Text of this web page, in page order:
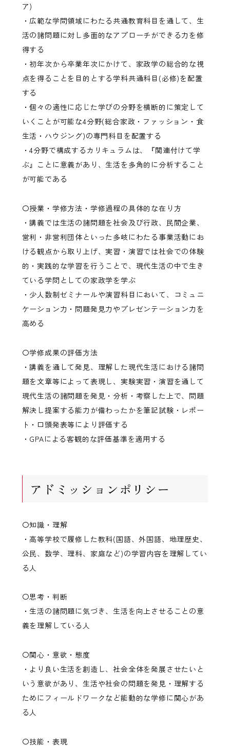
ア)
・広範な学問領域にわたる共通教育科目を通して、生
活の諸問題に対し多面的なアプローチができる力を修
得する
・初年次から卒業年次にかけて、家政学の総合的な視
点を得ることを目的とする学科共通科目(必修)を配置
する
・個々の適性に応じた学びの分野を横断的に策定して
いくことが可能な4分野(総合家政・ファッション・食
生活・ハウジング)の専門科目を配置する
・4分野で構成するカリキュラムは、『関連付けて学
ぶ』ことに意義があり、生活を多角的に分析すること
が可能である
〇授業・学修方法・学修過程の具体的な在り方
・講義では生活の諸問題を社会及び行政、民間企業、
営利・非営利団体といった多岐にわたる事業活動にお
ける観点から取り上げ、実習・演習では社会での体験
的・実践的な学習を行うことで、現代生活の中で生き
ている学問としての家政学を学ぶ
・少人数制ゼミナールや演習科目において、コミュニ
ケーション力・問題発見力やプレゼンテーション力を
高める
〇学修成果の評価方法
・講義を通して発見、理解した現代生活における諸問
題を文章等によって表現し、実験実習・演習を通して
現代生活の諸問題を発見・分析・考察した上で、問題
解決し提案する能力が備わったかを筆記試験・レポー
ト・口頭発表等により評価する
・GPAによる客観的な評価基準を適用する
アドミッションポリシー
〇知識・理解
・高等学校で履修した教科(国語、外国語、地理歴史、
公民、数学、理科、家庭など)の学習内容を理解してい
る人
〇思考・判断
・生活の諸問題に気づき、生活を向上させることの意
義を理解している人
〇関心・意欲・態度
・より良い生活を創造し、社会全体を発展させたいと
いう意欲があり、生活や社会の問題を発見・理解する
ためにフィールドワークなど能動的な学修に関心があ
る人
〇技能・表現